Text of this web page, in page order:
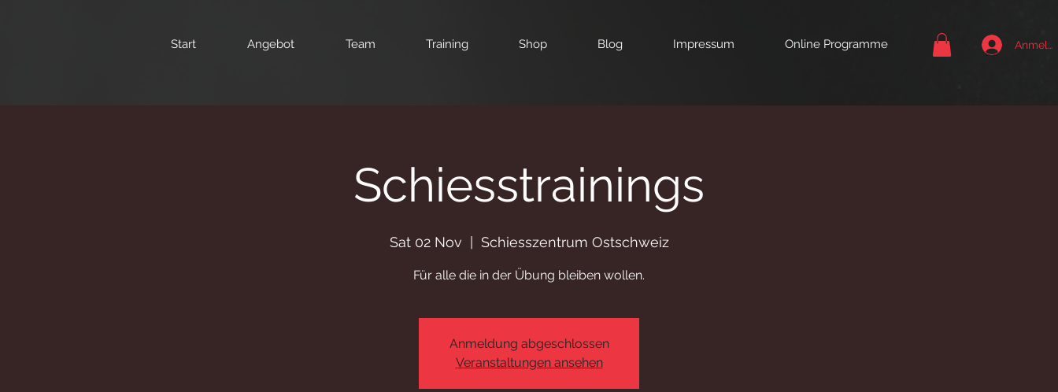
Start Angebot Team Training Shop Blog Impressum Online Programme
Schiesstrainings
Sat 02 Nov Schiesszentrum Ostschweiz
Für alle die in der Übung bleiben wollen.
Anmeldung abgeschlossen
Veranstaltungen ansehen